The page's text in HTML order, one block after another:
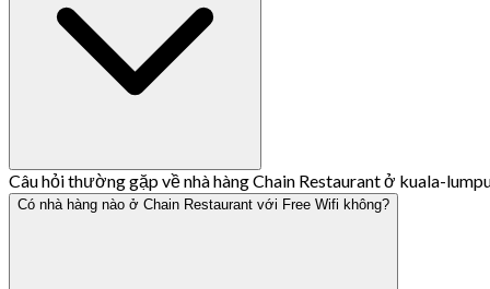
Câu hỏi thường gặp về nhà hàng Chain Restaurant ở kuala-
Có nhà hàng nào ở Chain Restaurant với Free Wifi không?